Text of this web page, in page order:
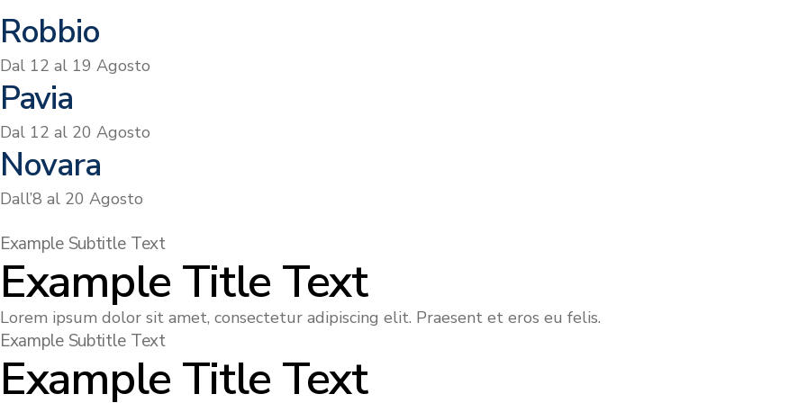
Robbio
Dal 12 al 19 Agosto
Pavia
Dal 12 al 20 Agosto
Novara
Dall’8 al 20 Agosto
Example Subtitle Text
Example Title Text
Lorem ipsum dolor sit amet, consectetur adipiscing elit. Praesent et eros eu felis.
Example Subtitle Text
Example Title Text